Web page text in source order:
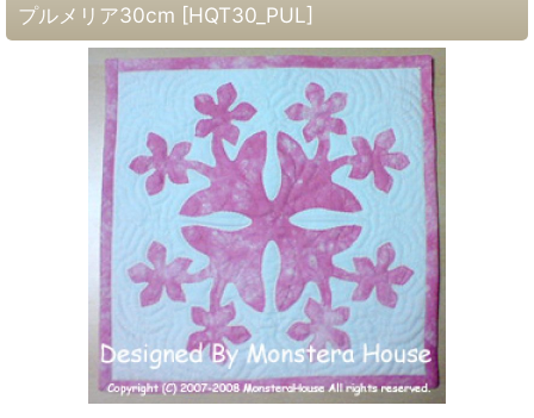
プルメリア30cm [HQT30_PUL]